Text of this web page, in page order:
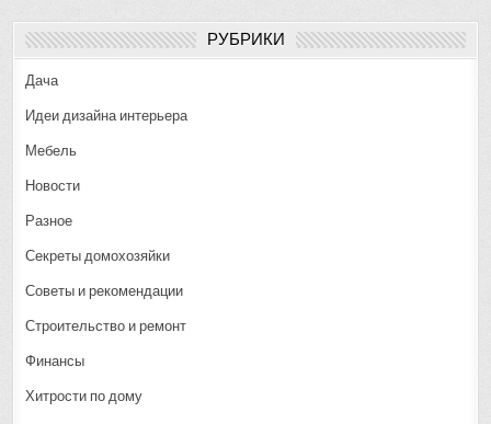
РУБРИКИ
Дача
Идеи дизайна интерьера
Мебель
Новости
Разное
Секреты домохозяйки
Советы и рекомендации
Строительство и ремонт
Финансы
Хитрости по дому